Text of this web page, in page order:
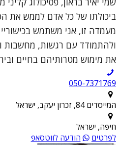
ביכולתו של כל אדם לממש את
מעמדה זו, אני משתמש בכישוריי
ולהתמודד עם רגשות, מחשבות
את מימוש מטרותיהם בחיים
050-7371769
המייסדים 84, זכרון יעקב, ישראל
חיפה, ישראל
לפרטים
הודעה לווטסאפ